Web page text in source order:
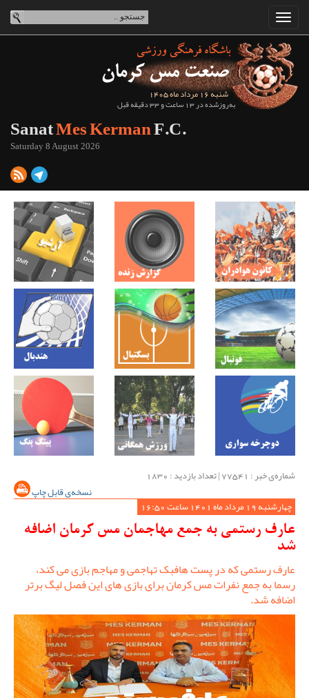
شنبه 16 مرداد ماه 1405
به‌روزشده در 13 ساعت و 33 دقیقه قبل
SanatMes KermanF.C.
Saturday 8 August 2026
شماره‌ی خبر : ‌77541 | تعداد بازدید : 1830
نسخه‌ی قابل چاپ
چهارشنبه 19 مرداد ماه 1401 ساعت 16:50
عارف رستمی به جمع مهاجمان مس کرمان اضافه
شد
عارف رستمی که در پست هافبک تهاجمی و مهاجم بازی می کند،
رسما به جمع نفرات مس کرمان برای بازی های این فصل لیگ برتر
اضافه شد.